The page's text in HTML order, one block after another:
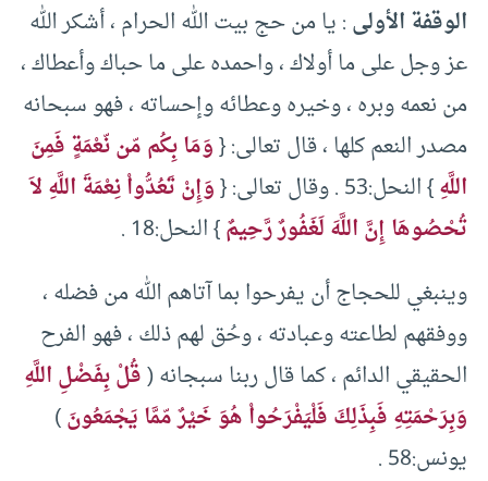
الوقفة الأولى: يا من حج بيت الله الحرام ، أشكر الله
عز وجل على ما أولاك ، واحمده على ما حباك وأعطاك ،
من نعمه وبره ، وخيره وعطائه وإحساته ، فهو سبحانه
مصدر النعم كلها ، قال تعالى: {وَمَا بِكُم مّن نّعْمَةٍ فَمِنَ
اللَّهِ} النحل:53 . وقال تعالى: {
وَإِنْ تَعُدُّواْ نِعْمَةَ اللَّهِ لاَ
تُحْصُوهَا إِنَّ اللَّهَ لَغَفُورٌ رَّحِيمٌ} النحل:18 .
وينبغي للحجاج أن يفرحوا بما آتاهم الله من فضله ،
ووفقهم لطاعته وعبادته ، وحُق لهم ذلك ، فهو الفرح
الحقيقي الدائم ، كما قال ربنا سبجانه (قُلْ بِفَضْلِ اللَّهِ
وَبِرَحْمَتِهِ فَبِذَلِكَ فَلْيَفْرَحُواْ هُوَ خَيْرٌ مّمَّا يَجْمَعُونَ)
يونس:58 .